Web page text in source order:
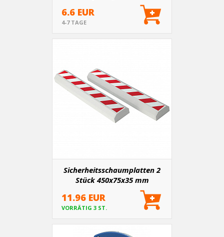
6.6 EUR
4-7 TAGE
Sicherheitsschaumplatten 2
Stück 450x75x35 mm
11.96 EUR
VORRÄTIG 3 ST.